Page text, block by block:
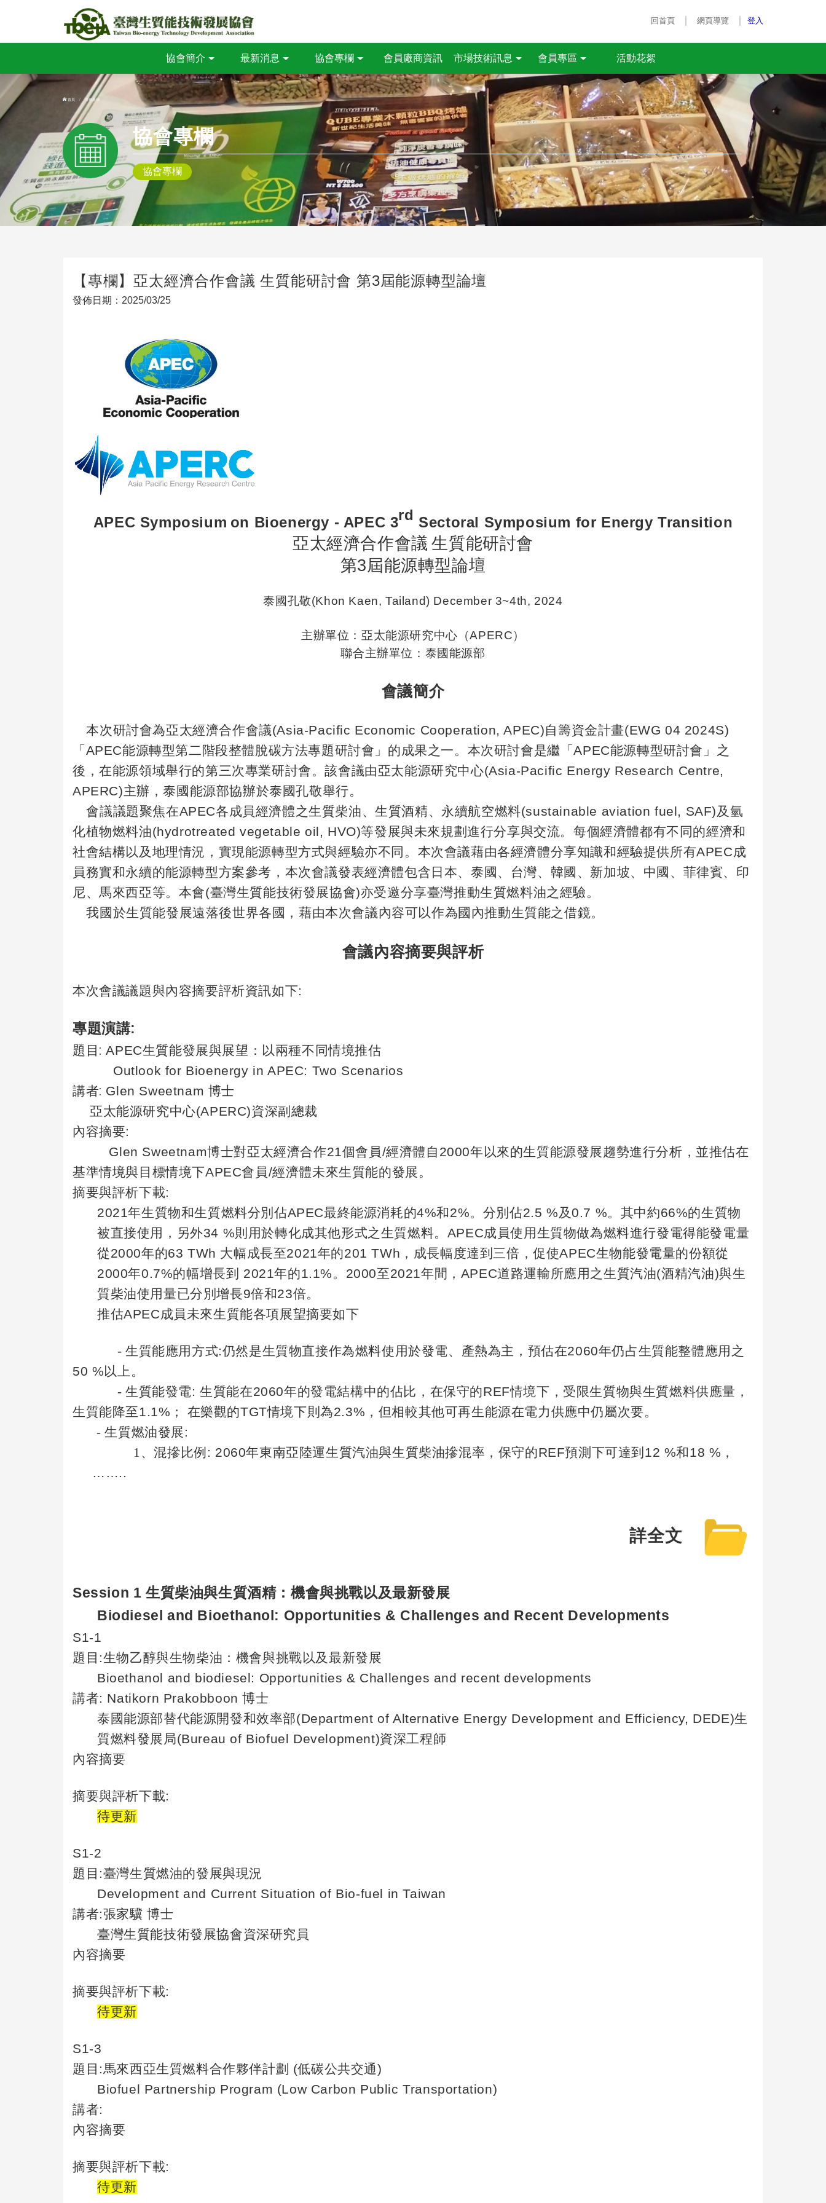
回首頁 網頁導覽 登入
協會簡介 最新消息 協會專欄 會員廠商資訊 市場技術訊息 會員專區 活動花絮
首頁 協會專欄
協會專欄
協會專欄
【專欄】亞太經濟合作會議 生質能研討會 第3屆能源轉型論壇
發佈日期：2025/03/25
APEC Symposium on Bioenergy - APEC 3rd Sectoral Symposium for Energy Transition
亞太經濟合作會議 生質能研討會
第3屆能源轉型論壇
泰國孔敬(Khon Kaen, Tailand) December 3~4th, 2024
主辦單位：亞太能源研究中心 （APERC）
聯合主辦單位：泰國能源部
會議簡介
本次研討會為亞太經濟合作會議(Asia-Pacific Economic Cooperation, APEC)自籌資金計畫(EWG 04 2024S)
「 APEC能源轉型第二階段整體脫碳方法專題研討會」的成果之一。本次研討會是繼「APEC能源轉型研討會」之
後，在能源領域舉行的第三次專業研討會。該會議由亞太能源研究中心(Asia-Pacific Energy Research Centre,
APERC)主辦，泰國能源部協辦於泰國孔敬舉行。
會議議題聚焦在APEC各成員經濟體之生質柴油、生質酒精、永續航空燃料(sustainable aviation fuel, SAF)及氫
化植物燃料油(hydrotreated vegetable oil, HVO)等發展與未來規劃進行分享與交流。每個經濟體都有不同的經濟和
社會結構以及地理情況，實現能源轉型方式與經驗亦不同。本次會議藉由各經濟體分享知識和經驗提供所有APEC成
員務實和永續的能源轉型方案參考，本次會議發表經濟體包含日本、泰國、台灣、韓國、新加坡、中國、菲律賓、印
尼、馬來西亞等。本會(臺灣生質能技術發展協會)亦受邀分享臺灣推動生質燃料油之經驗。
我國於生質能發展遠落後世界各國，藉由本次會議內容可以作為國內推動生質能之借鏡。
會議內容摘要與評析
本次會議議題與內容摘要評析資訊如下:
專題演講:
題目 : APEC生質能發展與展望：以兩種不同情境推估
Outlook for Bioenergy in APEC: Two Scenarios
講者: Glen Sweetnam 博士
亞太能源研究中心(APERC)資深副總裁
內容摘要:
Glen Sweetnam博士對亞太經濟合作21 個會員/經濟體自 2000年以來的生質能源發展趨勢進行分析，並推估在
基準情境與目標情境下APEC會員/經濟體未來生質能的發展。
摘要與評析下載:
2021年生質物和生質燃料分別佔APEC最終能源消耗的4%和2%。分別佔2.5 %及0.7 %。其中約66%的生質物
被直接使用，另外34 %則用於轉化成其他形式之生質燃料。 APEC成員使用生質物做為燃料進行發電得能發電量
從2000年的63 TWh 大幅成長至2021 年的201 TWh ，成長幅度達到三倍，促使APEC生物能發電量的份額從
2000年0.7%的幅增長到 2021年的1.1%。 2000至2021年間， APEC道路運輸所應用之生質汽油(酒精汽油)與生
質柴油使用量已分別增長9倍和23倍。
推估APEC成員未來生質能各項展望摘要如下
-生質能應用方式:仍然是生質物直接作為燃料使用於發電、產熱為主，預估在2060年仍占生質能整體應用之
50 %以上。
-生質能發電:生質能在2060年的發電結構中的佔比，在保守的REF情境下，受限生質物與生質燃料供應量，
生質能降至1.1% ； 在樂觀的TGT情境下則為2.3% ，但相較其他可再生能源在電力供應中仍屬次要。
-生質燃油發展:
1、混摻比例 : 2060年東南亞陸運生質汽油與生質柴油摻混率，保守的REF預測下可達到 12 %和 18 % ，
詳全文
Session 1 生質柴油與生質酒精：機會與挑戰以及最新發展
Biodiesel and Bioethanol: Opportunities & Challenges and Recent Developments
S1-1
題目 :生物乙醇與生物柴油：機會與挑戰以及最新發展
Bioethanol and biodiesel: Opportunities & Challenges and recent developments
講者: Natikorn Prakobboon博士
泰國能源部替代能源開發和效率部(Department of Alternative Energy Development and Efficiency, DEDE)生
質燃料發展局(Bureau of Biofuel Development)資深工程師
內容摘要
摘要與評析下載:
待更新
S1-2
題目 :臺灣生質燃油的發展與現況
Development and Current Situation of Bio-fuel in Taiwan
講者:張家驥 博士
臺灣生質能技術發展協會資深研究員
內容摘要
摘要與評析下載:
待更新
S1-3
題目 :馬來西亞生質燃料合作夥伴計劃 (低碳公共交通)
Biofuel Partnership Program (Low Carbon Public Transportation)
講者:
內容摘要
摘要與評析下載:
待更新